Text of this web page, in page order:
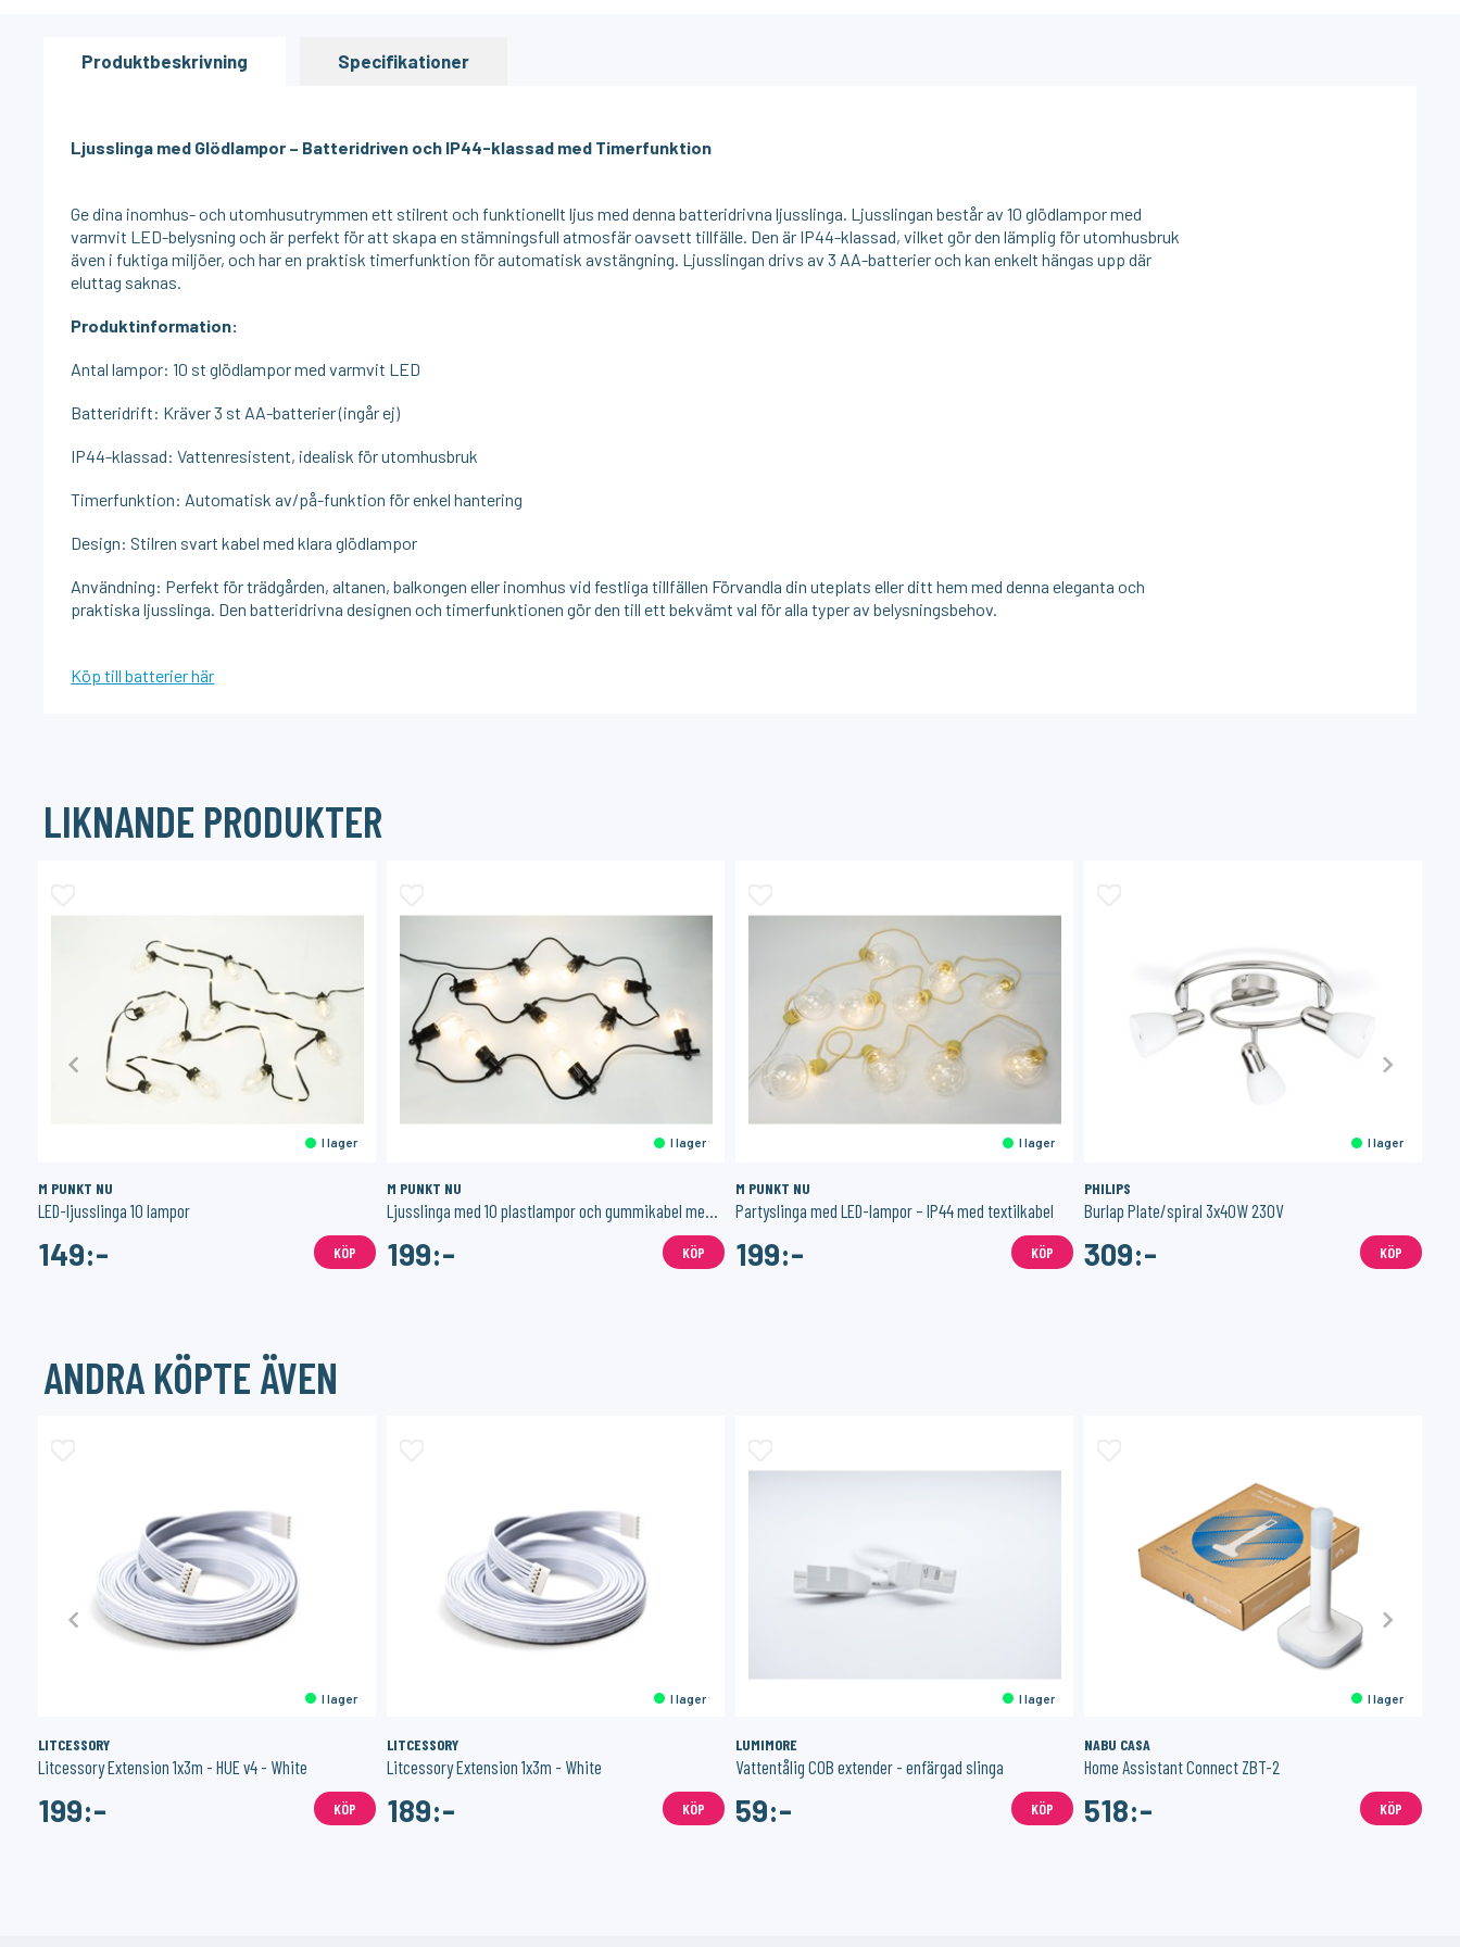
Produktbeskrivning Specifikationer
Ljusslinga med Glödlampor – Batteridriven och IP44-klassad med Timerfunktion
Ge dina inomhus- och utomhusutrymmen ett stilrent och funktionellt ljus med denna batteridrivna ljusslinga. Ljusslingan består av 10 glödlampor med
varmvit LED-belysning och är perfekt för att skapa en stämningsfull atmosfär oavsett tillfälle. Den är IP44-klassad, vilket gör den lämplig för utomhusbruk
även i fuktiga miljöer, och har en praktisk timerfunktion för automatisk avstängning. Ljusslingan drivs av 3 AA-batterier och kan enkelt hängas upp där
eluttag saknas.
Produktinformation:
Antal lampor: 10 st glödlampor med varmvit LED
Batteridrift: Kräver 3 st AA-batterier (ingår ej)
IP44-klassad: Vattenresistent, idealisk för utomhusbruk
Timerfunktion: Automatisk av/på-funktion för enkel hantering
Design: Stilren svart kabel med klara glödlampor
Användning: Perfekt för trädgården, altanen, balkongen eller inomhus vid festliga tillfällen Förvandla din uteplats eller ditt hem med denna eleganta och
praktiska ljusslinga. Den batteridrivna designen och timerfunktionen gör den till ett bekvämt val för alla typer av belysningsbehov.
Köp till batterier här
LIKNANDE PRODUKTER
I lager
M PUNKT NU
LED-ljusslinga 10 lampor
149:- KÖP
I lager
M PUNKT NU
Ljusslinga med 10 plastlampor och gummikabel med utomhusadapter
199:- KÖP
I lager
M PUNKT NU
Partyslinga med LED-lampor – IP44 med textilkabel
199:- KÖP
I lager
PHILIPS
Burlap Plate/spiral 3x40W 230V
309:- KÖP
ANDRA KÖPTE ÄVEN
I lager
LITCESSORY
Litcessory Extension 1x3m - HUE v4 - White
199:- KÖP
I lager
LITCESSORY
Litcessory Extension 1x3m - White
189:- KÖP
I lager
LUMIMORE
Vattentålig COB extender - enfärgad slinga
59:- KÖP
I lager
NABU CASA
Home Assistant Connect ZBT-2
518:- KÖP